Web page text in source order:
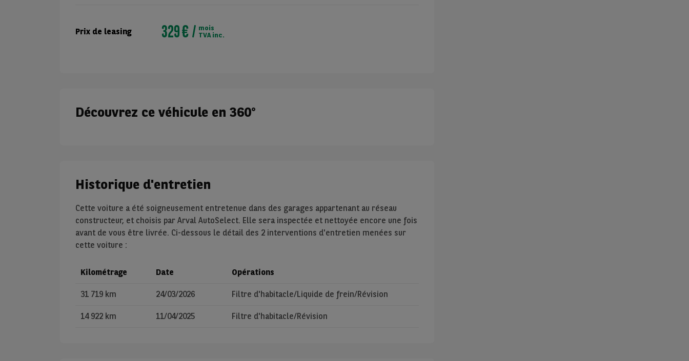
Prix de leasing 329 €
mois
TVA inc.
Découvrez ce véhicule en 360°
Historique d'entretien
Cette voiture a été soigneusement entretenue dans des garages appartenant au réseau
constructeur, et choisis par Arval AutoSelect. Elle sera inspectée et nettoyée encore une fois
avant de vous être livrée. Ci-dessous le détail des 2 interventions d'entretien menées sur
cette voiture :
Kilométrage Date Opérations
31 719 km 24/03/2026 Filtre d'habitacle/Liquide de frein/Révision
14 922 km 11/04/2025 Filtre d'habitacle/Révision